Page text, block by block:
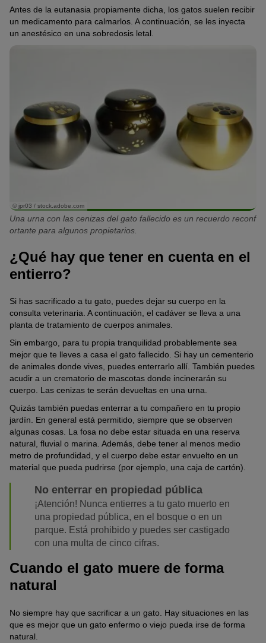
Antes de la eutanasia propiamente dicha, los gatos suelen recibir
un medicamento para calmarlos. A continuación, se les inyecta
un anestésico en una sobredosis letal.
© jpr03 / stock.adobe.com
Una urna con las cenizas del gato fallecido es un recuerdo reconf
ortante para algunos propietarios.
¿Qué hay que tener en cuenta en el
entierro?
Si has sacrificado a tu gato, puedes dejar su cuerpo en la
consulta veterinaria. A continuación, el cadáver se lleva a una
planta de tratamiento de cuerpos animales.
Sin embargo, para tu propia tranquilidad probablemente sea
mejor que te lleves a casa el gato fallecido. Si hay un cementerio
de animales donde vives, puedes enterrarlo allí. También puedes
acudir a un crematorio de mascotas donde incinerarán su
cuerpo. Las cenizas te serán devueltas en una urna.
Quizás también puedas enterrar a tu compañero en tu propio
jardín. En general está permitido, siempre que se observen
algunas cosas. La fosa no debe estar situada en una reserva
natural, fluvial o marina. Además, debe tener al menos medio
metro de profundidad, y el cuerpo debe estar envuelto en un
material que pueda pudrirse (por ejemplo, una caja de cartón).
No enterrar en propiedad pública
¡Atención! Nunca entierres a tu gato muerto en
una propiedad pública, en el bosque o en un
parque. Está prohibido y puedes ser castigado
con una multa de cinco cifras.
Cuando el gato muere de forma
natural
No siempre hay que sacrificar a un gato. Hay situaciones en las
que es mejor que un gato enfermo o viejo pueda irse de forma
natural.